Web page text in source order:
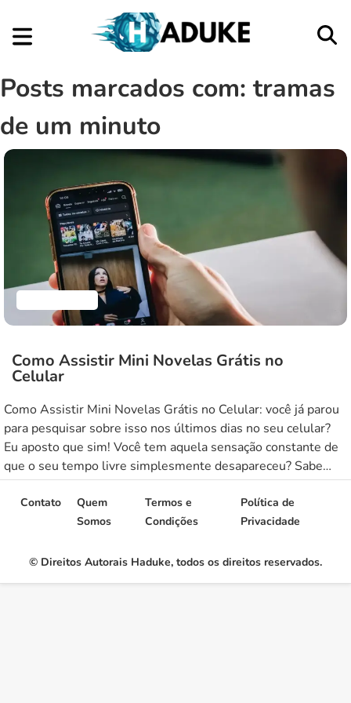
Posts marcados com: tramas
de um minuto
Como Assistir Mini Novelas Grátis no
Celular
Como Assistir Mini Novelas Grátis no Celular: você já parou
para pesquisar sobre isso nos últimos dias no seu celular?
Eu aposto que sim! Você tem aquela sensação constante de
que o seu tempo livre simplesmente desapareceu? Sabe
aqueles poucos minutos na fila do banco, aguardando o
almoço ou no trajeto do ônibus até o […]
© Direitos Autorais Haduke, todos os direitos reservados.
Contato
Quem
Somos
Termos e
Condições
Política de
Privacidade